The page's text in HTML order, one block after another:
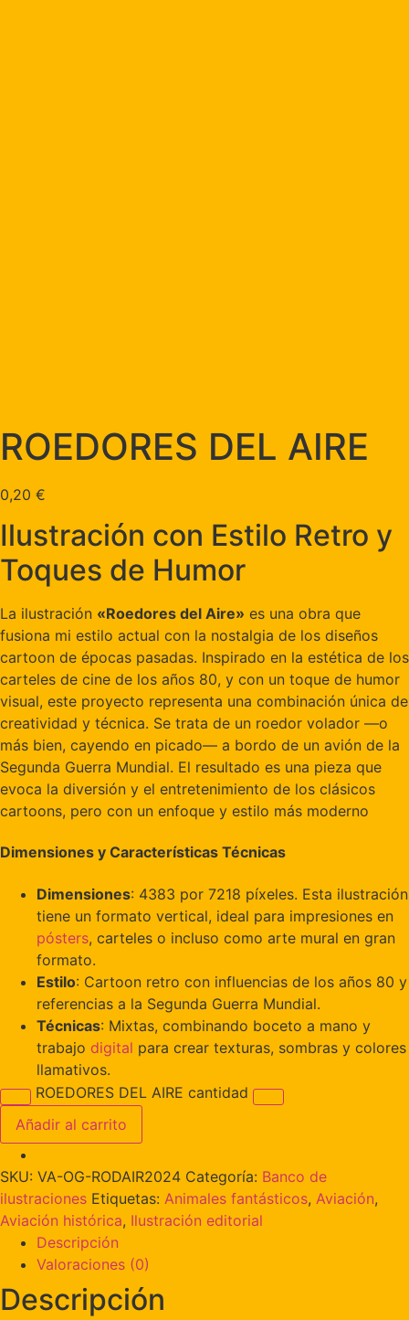
ROEDORES DEL AIRE
0,20 €
Ilustración con Estilo Retro y
Toques de Humor
La ilustración «Roedores del Aire» es una obra que
fusiona mi estilo actual con la nostalgia de los diseños
cartoon de épocas pasadas. Inspirado en la estética de los
carteles de cine de los años 80, y con un toque de humor
visual, este proyecto representa una combinación única de
creatividad y técnica. Se trata de un roedor volador —o
más bien, cayendo en picado— a bordo de un avión de la
Segunda Guerra Mundial. El resultado es una pieza que
evoca la diversión y el entretenimiento de los clásicos
cartoons, pero con un enfoque y estilo más moderno
Dimensiones y Características Técnicas
Dimensiones: 4383 por 7218 píxeles. Esta ilustración
tiene un formato vertical, ideal para impresiones en
pósters, carteles o incluso como arte mural en gran
formato.
Estilo: Cartoon retro con influencias de los años 80 y
referencias a la Segunda Guerra Mundial.
Técnicas: Mixtas, combinando boceto a mano y
trabajo digital para crear texturas, sombras y colores
llamativos.
ROEDORES DEL AIRE cantidad
Añadir al carrito
SKU: VA-OG-RODAIR2024 Categoría: Banco de
ilustraciones Etiquetas: Animales fantásticos, Aviación,
Aviación histórica, Ilustración editorial
Descripción
Valoraciones (0)
Descripción